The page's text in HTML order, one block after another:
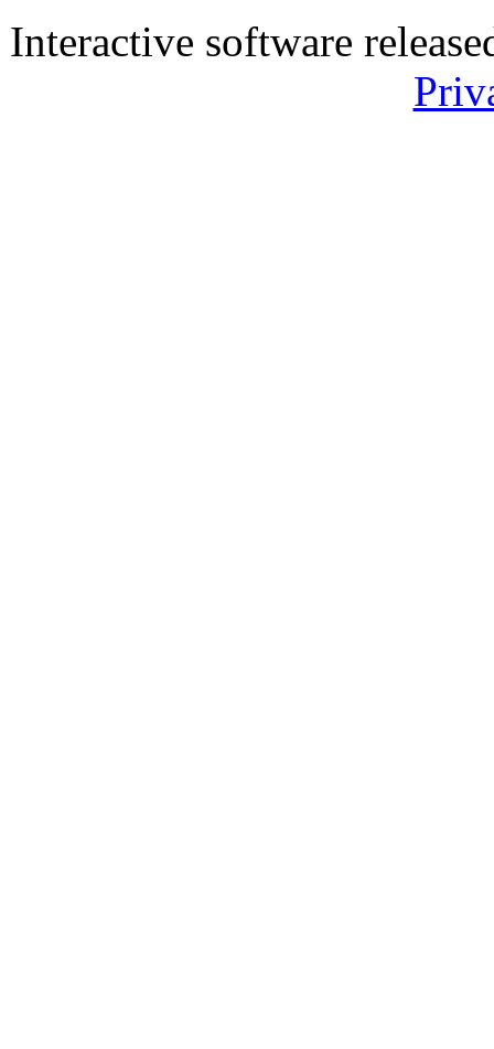
Interactive software